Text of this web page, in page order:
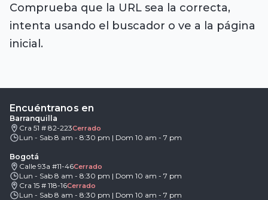
Comprueba que la URL sea la correcta,
intenta usando el buscador o ve a la página
inicial.
Encuéntranos en
Barranquilla
Cra 51 # 82-223Cerrado
Lun - Sab 8 am - 8:30 pm | Dom 10 am - 7 pm
Bogotá
Calle 93a #11-46Cerrado
Lun - Sab 8 am - 8:30 pm | Dom 10 am - 7 pm
Cra 15 # 118-16Cerrado
Lun - Sab 8 am - 8:30 pm | Dom 10 am - 7 pm